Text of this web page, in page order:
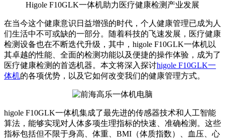
Higole F10GLK一体机助力医疗健康检测产业发展
在当今这个健康意识日益增强的时代，个人健康管理已成为人
们生活中不可或缺的一部分。随着科技的飞速发展，医疗健康
检测设备也在不断迭代升级，其中，higole F10GLK一体机以
其卓越的性能、全面的检测功能以及便捷的操作体验，成为了
医疗健康检测的首选机器。本文将深入探讨higole F10GLK一
体机的各项优势，以及它如何改变我们的健康管理方式。
higole F10GLK一体机集成了最先进的传感器技术和人工智能
算法，能够实现对人体多项生理指标的快速、准确检测。这些
指标包括但不限于身高、体重、BMI（体质指数）、血压、心